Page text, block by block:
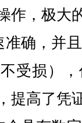
作，极大
确，并且
受损）
提高了凭